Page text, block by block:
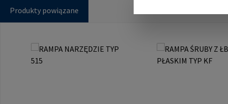
Produkty powiązane